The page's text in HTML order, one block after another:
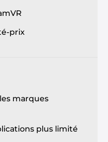
prix
marques
plus limité